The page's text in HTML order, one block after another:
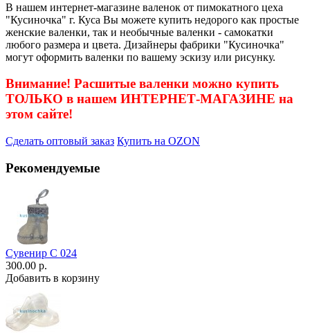
В нашем интернет-магазине валенок от пимокатного цеха
"Кусиночка" г. Куса Вы можете купить недорого как простые
женские валенки, так и необычные валенки - самокатки
любого размера и цвета. Дизайнеры фабрики "Кусиночка"
могут оформить валенки по вашему эскизу или рисунку.
Внимание! Расшитые валенки можно купить
ТОЛЬКО в нашем ИНТЕРНЕТ-МАГАЗИНЕ на
этом сайте!
Сделать оптовый заказ Купить на OZON
Рекомендуемые
Сувенир С 024
300.00 р.
Добавить в корзину